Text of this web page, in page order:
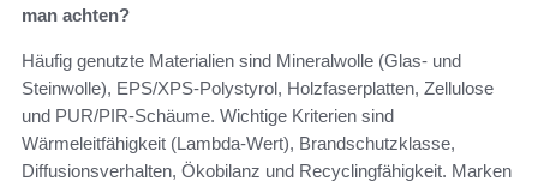
man achten?
Häufig genutzte Materialien sind Mineralwolle (Glas- und
Steinwolle), EPS/XPS‑Polystyrol, Holzfaserplatten, Zellulose
und PUR/PIR‑Schäume. Wichtige Kriterien sind
Wärmeleitfähigkeit (Lambda‑Wert), Brandschutzklasse,
Diffusionsverhalten, Ökobilanz und Recyclingfähigkeit. Marken